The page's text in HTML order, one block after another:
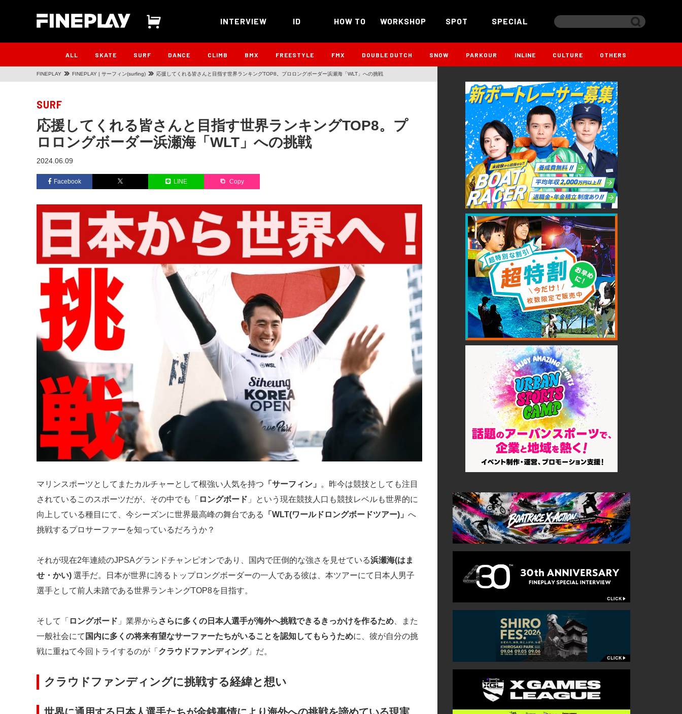
INTERVIEW ID HOW TO WORKSHOP SPOT SPECIAL
ALL SKATE SURF DANCE CLIMB BMX FREESTYLE FMX DOUBLE DUTCH SNOW PARKOUR INLINE CULTURE OTHERS
FINEPLAY FINEPLAY | サーフィン(surfing) 応援してくれる皆さんと目指す世界ランキングTOP8。プロロングボーダー浜瀬海「WLT」への挑戦
SURF
応援してくれる皆さんと目指す世界ランキングTOP8。プ
ロロングボーダー浜瀬海「WLT」への挑戦
2024.06.09
Facebook LINE Copy
マリンスポーツとしてまたカルチャーとして根強い人気を持つ 「サーフィン」
。昨今は競技としても注目
されているこのスポーツだが、その中でも「 ロングボード 」という現在競技人口も競技レベルも世界的に
向上している種目にて、今シーズンに世界最高峰の舞台である
「WLT(ワールドロングボードツアー)」 へ
挑戦するプロサーファーを知っているだろうか？
それが現在2年連続のJPSAグランドチャンピオンであり、国内で圧倒的な強さを見せている浜瀬海(はま
せ・かい) 選手だ。日本が世界に誇るトップロングボーダーの一人である彼は、本ツアーにて日本人男子
選手として前人未踏である世界ランキングTOP8を目指す。
そして「 ロングボード 」業界から さらに多くの日本人選手が海外へ挑戦できるきっかけを作るため 、また
一般社会にて 国内に多くの将来有望なサーファーたちがいることを認知してもらうために、彼が自分の挑
戦に重ねて今回トライするのが「 クラウドファンディング」だ。
クラウドファンディングに挑戦する経緯と想い